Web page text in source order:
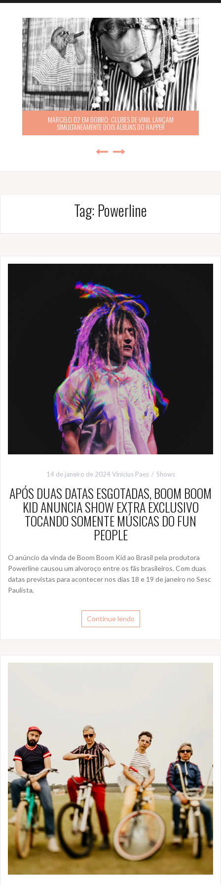
MARCELO D2 EM DOBRO: CLUBES DE VINIL LANÇAM
SIMULTANEAMENTE DOIS ÁLBUNS DO RAPPER
Tag: Powerline
14 de janeiro de 2024 Vinicius Paes Shows
APÓS DUAS DATAS ESGOTADAS, BOOM BOOM
KID ANUNCIA SHOW EXTRA EXCLUSIVO
TOCANDO SOMENTE MÚSICAS DO FUN
PEOPLE
O anúncio da vinda de Boom Boom Kid ao Brasil pela produtora
Powerline causou um alvoroço entre os fãs brasileiros. Com duas
datas previstas para acontecer nos dias 18 e 19 de janeiro no Sesc
Paulista,
Continue lendo